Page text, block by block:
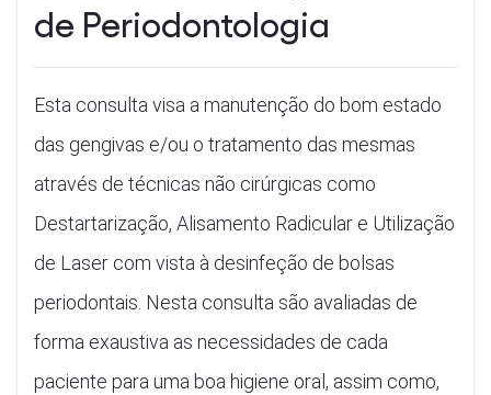
de Periodontologia
Esta consulta visa a manutenção do bom estado
das gengivas e/ou o tratamento das mesmas
através de técnicas não cirúrgicas como
Destartarização, Alisamento Radicular e Utilização
de Laser com vista à desinfeção de bolsas
periodontais. Nesta consulta são avaliadas de
forma exaustiva as necessidades de cada
paciente para uma boa higiene oral, assim como,